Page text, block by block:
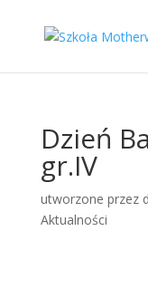
Dzień
gr.IV
utworzone przez
Aktualności